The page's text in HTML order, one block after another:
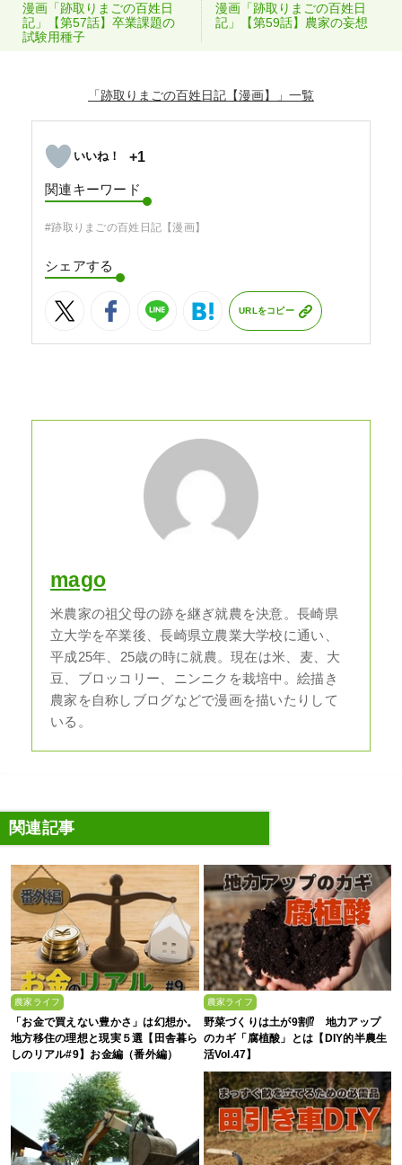
漫画「跡取りまごの百姓日
記」【第57話】卒業課題の
試験用種子
漫画「跡取りまごの百姓日
記」【第59話】農家の妄想
「跡取りまごの百姓日記【漫画】」
+1
関連キーワード
#跡取りまごの百姓日記【漫画】
シェアする
URLをコピー
mago
米農家の祖父母の跡を継ぎ就農を決意。長崎県
立大学を卒業後、長崎県立農業大学校に通い、
平成25年、25歳の時に就農。現在は米、麦、大
豆、ブロッコリー、ニンニクを栽培中。絵描き
農家を自称しブログなどで漫画を描いたりして
いる。
関連記事
農家ライフ
「お金で買えない豊かさ」は幻想か。
地方移住の理想と現実５選【田舎暮ら
しのリアル#9】お金編（番外編）
農家ライフ
野菜づくりは土が9割⁉ 地力アップ
のカギ「腐植酸」とは【DIY的半農生
活Vol.47】